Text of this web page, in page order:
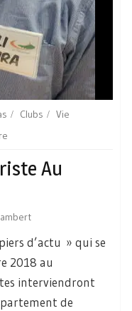
Clubs
Vie
Au
d’actu » qui se
2018 au
interviendront
de